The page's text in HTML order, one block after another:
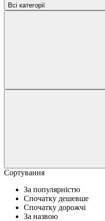
Всі категорії
Сортування
За популярністю
Спочатку дешевше
Спочатку дорожчі
За назвою